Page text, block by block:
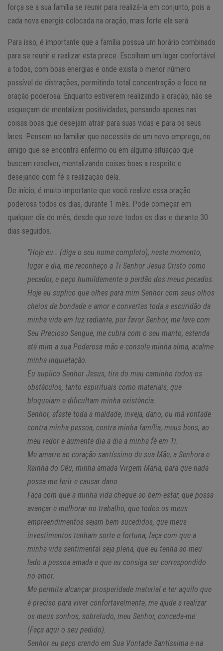
força se a sua família se reunir para realizá-la em conjunto, pois a
cada nova energia colocada na oração, mais forte ela será.
Para isso, é importante que a família possua um horário combinado
para se reunir e realizar esta prece. Escolham um lugar confortável
a todos, com boas energias e onde exista o menor número
possível de distrações, permitindo total concentração e foco na
oração poderosa. Enquanto estiverem realizando a oração, não se
esqueçam de mentalizar positividades, pensando apenas nas
coisas boas que desejam atrair para suas vidas e para os seus
lares. Pensem no familiar que necessita de um novo emprego, no
amigo que se encontra enfermo ou em alguma situação que
buscam resolver, mentalizando coisas boas a respeito e
desejando com fé a realização dela.
De início, é muito importante que você realize essa oração
poderosa todos os dias, durante 1 mês. Pode começar em
qualquer dia do mês, desde que reze todos os dias e durante 30
dias seguidos.
“Hoje eu… (diga o seu nome completo), neste momento,
lugar e dia, me reconheço a Ti Senhor Jesus Cristo como
pecador, e peço humildemente o perdão dos meus pecados.
Hoje eu suplico que olhes para mim Senhor com seus olhos
cheios de bondade e amor e convertas toda a escuridão da
minha vida em luz radiante, por favor Senhor, me lave com
Seu Precioso Sangue, me cubra com o seu manto, estenda
até mim a sua Poderosa mão e console minha alma, acalme
minha inquietação.
Eu suplico Senhor Jesus, tire do meu caminho todos os
obstáculos, tanto espirituais como materiais, que
bloqueiam e dificultam minha existência.
Senhor, afaste toda a maldade, inveja, dano, ou má vontade
contra minha pessoa, contra minha família, meus bens, ao
meu redor e aumente dia a dia a minha fé em Ti.
Me amarre ao coração santíssimo de sua Mãe, a Senhora e
Rainha do Céu, minha amada Virgem Maria, para que nada
possa me ferir e causar dano.
Faça com que a minha vida chegue ao bem-estar, que possa
avançar e melhorar no trabalho, que todos os meus
empreendimentos sejam bem sucedidos, que meus
investimentos tenham sorte e fortuna; faça com que a
minha vida sentimental seja plena, que eu tenha ao meu
lado a pessoa amada e que eu consiga ser correspondido
no amor.
Me permita alcançar prosperidade material e ter aquilo que
é preciso para viver confortavelmente, me ajude a realizar
os meus sonhos, sobretudo, meu Senhor, conceda-me:
(Faça aqui o seu pedido).
Senhor eu peço crendo em Sua Vontade Santíssima e na